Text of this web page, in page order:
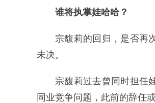
谁将执掌娃哈哈？
宗馥莉的回归，是否再
未决。
宗馥莉过去曾同时担任
同业竞争问题，此前的辞任